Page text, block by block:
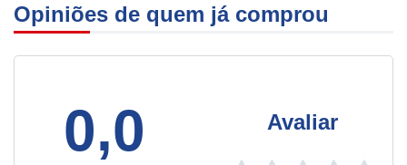
Opiniões de quem já comprou
0,0 Avaliar